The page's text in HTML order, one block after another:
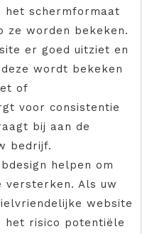
het schermformaat
ze worden bekeken.
er goed uitziet en
wordt bekeken
of
voor consistentie
bij aan de
bedrijf.
helpen om
versterken. Als uw
website
het risico potentiële